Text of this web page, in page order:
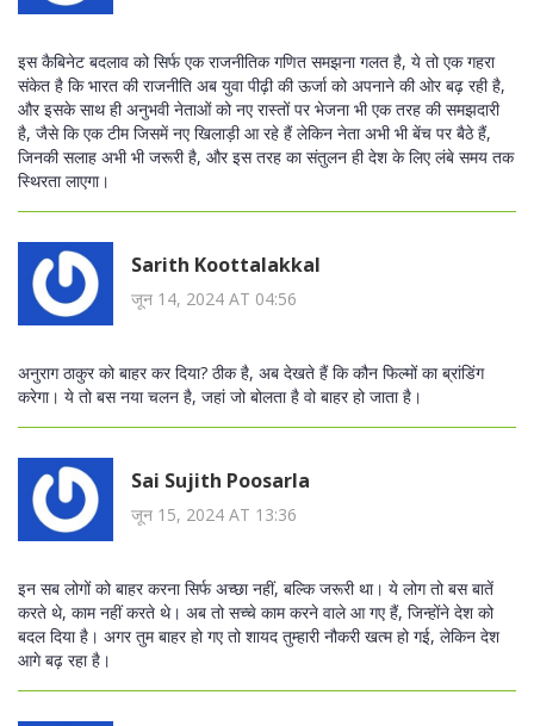
इस कैबिनेट बदलाव को सिर्फ एक राजनीतिक गणित समझना गलत है, ये तो एक गहरा
संकेत है कि भारत की राजनीति अब युवा पीढ़ी की ऊर्जा को अपनाने की ओर बढ़ रही है,
और इसके साथ ही अनुभवी नेताओं को नए रास्तों पर भेजना भी एक तरह की समझदारी
है, जैसे कि एक टीम जिसमें नए खिलाड़ी आ रहे हैं लेकिन नेता अभी भी बेंच पर बैठे हैं,
जिनकी सलाह अभी भी जरूरी है, और इस तरह का संतुलन ही देश के लिए लंबे समय तक
स्थिरता लाएगा।
Sarith Koottalakkal
जून 14, 2024 AT 04:56
अनुराग ठाकुर को बाहर कर दिया? ठीक है, अब देखते हैं कि कौन फिल्मों का ब्रांडिंग
करेगा। ये तो बस नया चलन है, जहां जो बोलता है वो बाहर हो जाता है।
Sai Sujith Poosarla
जून 15, 2024 AT 13:36
इन सब लोगों को बाहर करना सिर्फ अच्छा नहीं, बल्कि जरूरी था। ये लोग तो बस बातें
करते थे, काम नहीं करते थे। अब तो सच्चे काम करने वाले आ गए हैं, जिन्होंने देश को
बदल दिया है। अगर तुम बाहर हो गए तो शायद तुम्हारी नौकरी खत्म हो गई, लेकिन देश
आगे बढ़ रहा है।